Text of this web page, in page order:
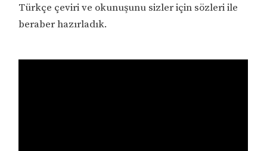
Türkçe çeviri ve okunuşunu sizler için sözleri ile
beraber hazırladık.